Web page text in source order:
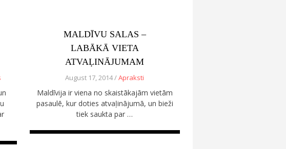
MALDĪVU SALAS –
LABĀKĀ VIETA
ATVAĻINĀJUMAM
August 17, 2014 /Apraksti
Maldīvija ir viena no skaistākajām vietām
pasaulē, kur doties atvaļinājumā, un bieži
tiek saukta par …